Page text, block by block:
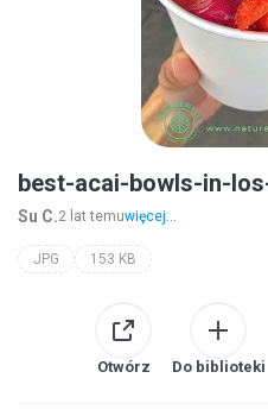
best-acai-bowls-in-
Su C.2 lat temuwięcej...
JPG 153 KB
Otwórz Do biblioteki